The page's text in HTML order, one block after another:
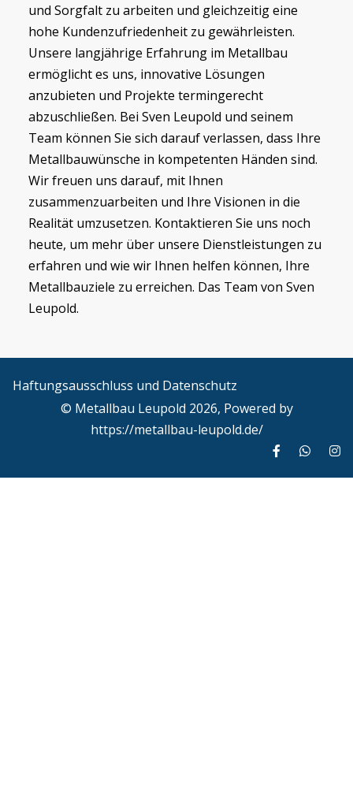
und Sorgfalt zu arbeiten und gleichzeitig eine
hohe Kundenzufriedenheit zu gewährleisten.
Unsere langjährige Erfahrung im Metallbau
ermöglicht es uns, innovative Lösungen
anzubieten und Projekte termingerecht
abzuschließen. Bei Sven Leupold und seinem
Team können Sie sich darauf verlassen, dass Ihre
Metallbauwünsche in kompetenten Händen sind.
Wir freuen uns darauf, mit Ihnen
zusammenzuarbeiten und Ihre Visionen in die
Realität umzusetzen. Kontaktieren Sie uns noch
heute, um mehr über unsere Dienstleistungen zu
erfahren und wie wir Ihnen helfen können, Ihre
Metallbauziele zu erreichen. Das Team von Sven
Leupold.
Haftungsausschluss und Datenschutz
© Metallbau Leupold 2026, Powered by
https://metallbau-leupold.de/